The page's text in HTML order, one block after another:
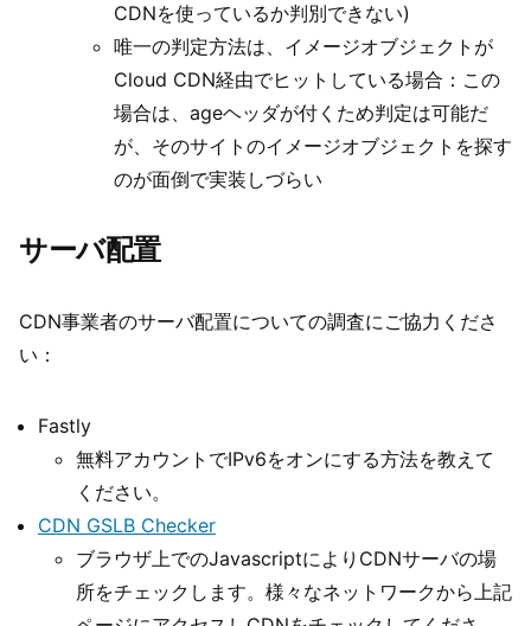
CDNを使っているか判別できない)
唯一の判定方法は、イメージオブジェクトが
Cloud CDN経由でヒットしている場合：この
場合は、ageヘッダが付くため判定は可能だ
が、そのサイトのイメージオブジェクトを探す
のが面倒で実装しづらい
サーバ配置
CDN事業者のサーバ配置についての調査にご協力くださ
い：
Fastly
無料アカウントでIPv6をオンにする方法を教えて
ください。
CDN GSLB Checker
ブラウザ上でのJavascriptによりCDNサーバの場
所をチェックします。様々なネットワークから上記